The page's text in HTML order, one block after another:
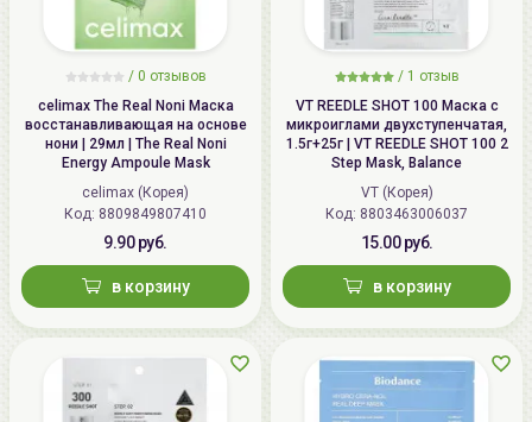
/ 0 отзывов
celimax The Real Noni Маска
восстанавливающая на основе
нони | 29мл | The Real Noni
Energy Ampoule Mask
celimax (Корея)
Код: 8809849807410
9.90 руб.
в корзину
/ 1 отзыв
VT REEDLE SHOT 100 Маска с
микроиглами двухступенчатая,
1.5г+25г | VT REEDLE SHOT 100 2
Step Mask, Balance
VT (Корея)
Код: 8803463006037
15.00 руб.
в корзину